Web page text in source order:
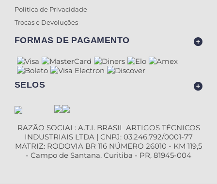
Política de Privacidade
Trocas e Devoluções
FORMAS DE PAGAMENTO
SELOS
RAZÃO SOCIAL: A.T.I. BRASIL ARTIGOS TÉCNICOS
INDUSTRIAIS LTDA | CNPJ: 03.246.792/0001-77
MATRIZ: RODOVIA BR 116 NÚMERO 26010 - KM 119,5
- Campo de Santana, Curitiba - PR, 81945-004